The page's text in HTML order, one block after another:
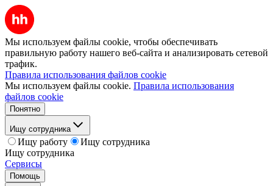
Мы используем файлы cookie, чтобы обеспечивать
правильную работу нашего веб-сайта и анализировать сетевой
трафик.
Правила использования файлов cookie
Мы используем файлы cookie. Правила использования
файлов cookie
Понятно
Ищу сотрудника
Ищу работу
Ищу сотрудника
Ищу сотрудника
Сервисы
Помощь